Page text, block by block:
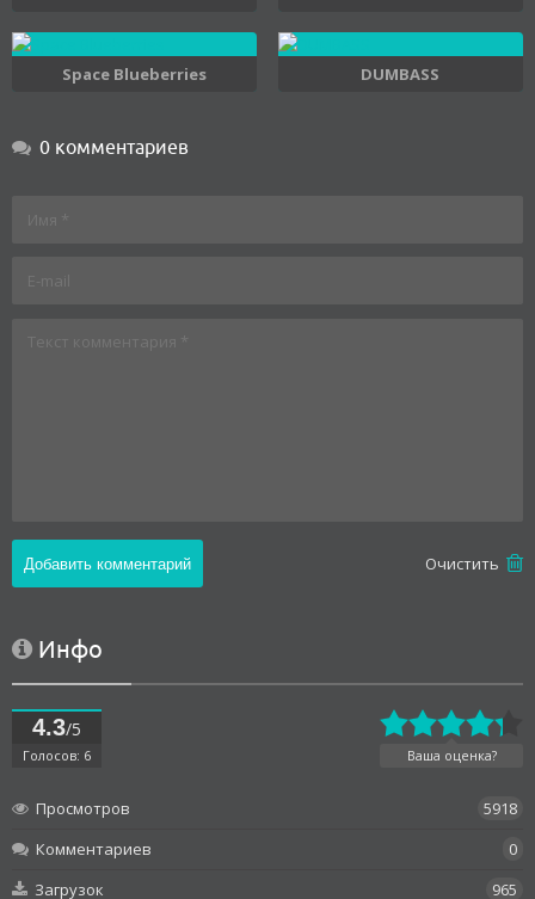
Space Blueberries DUMBASS
0 комментариев
Oчистить
Инфо
4.3/5
Голосов: 6 Ваша оценка?
Просмотров
5918
Комментариев
0
Загрузок
965